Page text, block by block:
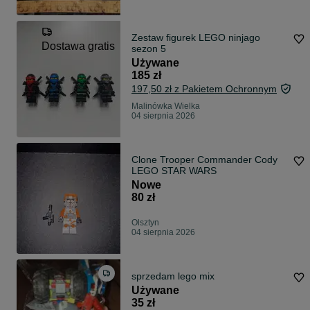
Dostawa gratis
Zestaw figurek LEGO ninjago
sezon 5
Używane
185 zł
197,50 zł z Pakietem Ochronnym
Malinówka Wielka
04 sierpnia 2026
Clone Trooper Commander Cody
LEGO STAR WARS
Nowe
80 zł
Olsztyn
04 sierpnia 2026
sprzedam lego mix
Używane
35 zł